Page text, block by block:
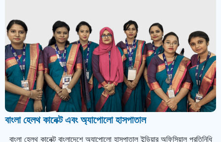
বাংলা হেলথ কানেক্ট এবং অ্যাপোলো হাসপাতাল
বাংলা হেলথ কানেক্ট বাংলাদেশে অ্যাপোলো হাসপাতাল ইন্ডিয়ার অফিসিয়াল প্রতিনিধি